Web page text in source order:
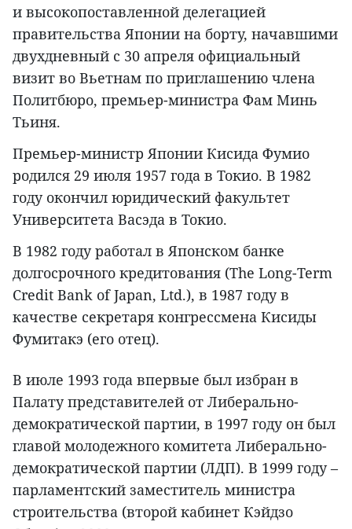
и высокопоставленной делегацией
правительства Японии на борту, начавшими
двухдневный с 30 апреля официальный
визит во Вьетнам по приглашению члена
Политбюро, премьер-министра Фам Минь
Тьиня.
Премьер-министр Японии Кисида Фумио
родился 29 июля 1957 года в Токио. В 1982
году окончил юридический факультет
Университета Васэда в Токио.
В 1982 году работал в Японском банке
долгосрочного кредитования (The Long-Term
Credit Bank of Japan, Ltd.), в 1987 году в
качестве секретаря конгрессмена Кисиды
Фумитакэ (его отец).
В июле 1993 года впервые был избран в
Палату представителей от Либерально-
демократической партии, в 1997 году он был
главой молодежного комитета Либерально-
демократической партии (ЛДП). В 1999 году –
парламентский заместитель министра
строительства (второй кабинет Кэйдзо